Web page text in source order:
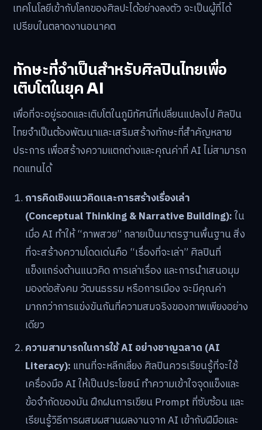
เทคโนโลยีเข้ากับโลกของศิลปะได้อย่างลงตัว จะเป็นผู้ที่ได้
เปรียบในตลาดงานอนาคต
ทักษะที่จำเป็นสำหรับศิลปินไทยเพื่อ
เติบโตในยุค AI
เพื่อที่จะอยู่รอดและเติบโตในภูมิทัศน์ที่เปลี่ยนแปลงไป ศิลปิน
ไทยจำเป็นต้องพัฒนาและเสริมสร้างทักษะที่สำคัญหลาย
ประการ เพื่อสร้างความแตกต่างและคุณค่าที่ AI ไม่สามารถ
ทดแทนได้
การคิดเชิงแนวคิดและการสร้างเรื่องเล่า
(Conceptual Thinking & Narrative Building):ใน
เมื่อ AI ทำให้ “ภาพสวย” กลายเป็นมาตรฐานพื้นฐาน สิ่ง
ที่จะสร้างความโดดเด่นคือ “เรื่องที่จะเล่า” ศิลปินที่
แข็งแกร่งด้านแนวคิด การเล่าเรื่อง และการนำเสนอมุม
มองต่อสังคม วัฒนธรรม หรือการเมือง จะมีคุณค่า
มากกว่าการแข่งขันกันที่ความสมจริงของภาพเพียงอย่าง
เดียว
ความสามารถในการใช้ AI อย่างชาญฉลาด (AI
Literacy): แทนที่จะหลีกเลี่ยง ศิลปินควรเรียนรู้ที่จะใช้
เครื่องมือ AI ให้เป็นประโยชน์ ทำความเข้าใจจุดแข็งและ
ข้อจำกัดของมัน ฝึกฝนการเขียน Prompt ที่ซับซ้อน และ
เรียนรู้วิธีการผสมผสานผลงานจาก AI เข้ากับฝีมือและ